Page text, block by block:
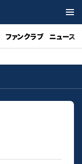
ファンクラブ ニュース